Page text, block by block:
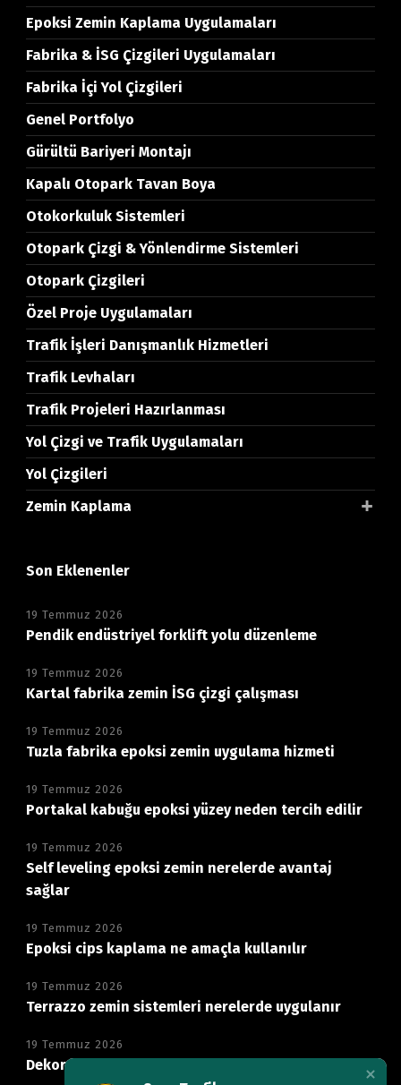
Epoksi Zemin Kaplama Uygulamaları
Fabrika & İSG Çizgileri Uygulamaları
Fabrika İçi Yol Çizgileri
Genel Portfolyo
Gürültü Bariyeri Montajı
Kapalı Otopark Tavan Boya
Otokorkuluk Sistemleri
Otopark Çizgi & Yönlendirme Sistemleri
Otopark Çizgileri
Özel Proje Uygulamaları
Trafik İşleri Danışmanlık Hizmetleri
Trafik Levhaları
Trafik Projeleri Hazırlanması
Yol Çizgi ve Trafik Uygulamaları
Yol Çizgileri
Zemin Kaplama
Son Eklenenler
19 Temmuz 2026
Pendik endüstriyel forklift yolu düzenleme
19 Temmuz 2026
Kartal fabrika zemin İSG çizgi çalışması
19 Temmuz 2026
Tuzla fabrika epoksi zemin uygulama hizmeti
19 Temmuz 2026
Portakal kabuğu epoksi yüzey neden tercih edilir
19 Temmuz 2026
Self leveling epoksi zemin nerelerde avantaj
sağlar
19 Temmuz 2026
Epoksi cips kaplama ne amaçla kullanılır
19 Temmuz 2026
Terrazzo zemin sistemleri nerelerde uygulanır
19 Temmuz 2026
Dekoratif mikro beton zemin neden tercih edilir